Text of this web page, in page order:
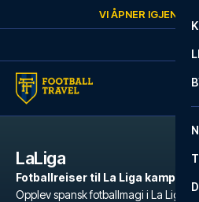
VI ÅPNER IGJEN
LaLiga
Fotballreiser til La Liga kamper
Opplev spansk fotballmagi i La Liga